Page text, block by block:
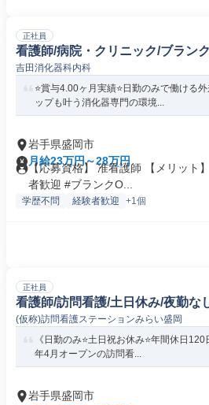
正社員
看護師/病院・クリニック/ブラン
吉田消化器科内科
⭐賞与4.00ヶ月実績⭐日勤のみで働ける
ップも叶う消化器専門の環境...
岩手県盛岡市
月給23万円～28万円
【応募資格】 准看護師 【メリット
者歓迎 #ブランクO...
学歴不問 経験者歓迎 +1個
正社員
看護師/訪問看護/土日休み/夜勤な
(仮称)訪問看護ステーションみらい盛岡
《日勤のみ⭐土日祝お休み⭐年間休日
年4月オープンの訪問看...
岩手県盛岡市